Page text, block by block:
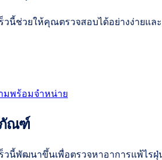
วนี้ช่วยให้คุณตรวจสอบได้อย่างง่ายแ
มพร้อมจำหน่าย
ภัณฑ์
วนี้พัฒนาขึ้นเพื่อตรวจหาอาการแพ้ไร